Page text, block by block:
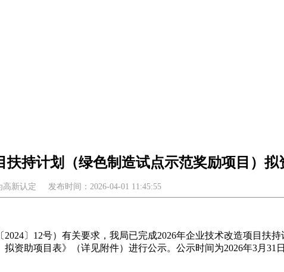
持计划（绿色制造试点示范奖励项目）
高新认定 发布时间：2026-04-01 11:45:55
〕12号）有关要求，我局已完成2026年企业技术改造项目扶
资助项目表》（详见附件）进行公示。公示时间为2026年3月31